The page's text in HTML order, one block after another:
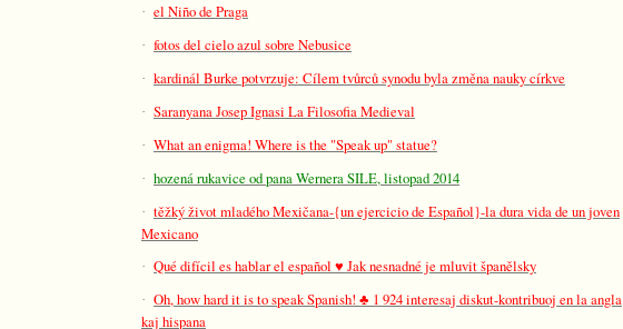
· el Niño de Praga
· fotos del cielo azul sobre Nebusice
· kardinál Burke potvrzuje: Cílem tvůrců synodu byla změna nauky církve
· Saranyana Josep Ignasi La Filosofia Medieval
· What an enigma! Where is the "Speak up" statue?
· hozená rukavice od pana Wernera SILE, listopad 2014
· těžký život mladého Mexičana-{un ejercicio de Español}-la dura vida de un joven
Mexicano
· Qué difícil es hablar el español ♥ Jak nesnadné je mluvit španělsky
· Oh, how hard it is to speak Spanish! ♣ 1 924 interesaj diskut-kontribuoj en la angla
kaj hispana